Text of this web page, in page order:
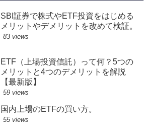
SBI証券で株式やETF投資をはじめる
メリットやデメリットを改めて検証。
83 views
ETF（上場投資信託）って何？5つの
メリットと4つのデメリットを解説
【最新版】
59 views
国内上場のETFの買い方。
55 views